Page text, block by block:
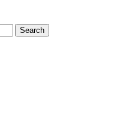
Search